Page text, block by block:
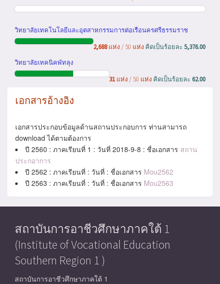
วิทยาลัยเทคโนโลยีและอุตสาหกรรมการต่อเรือนครศรีธรรมราช
2,688แห่ง / 50 แห่ง คิดเป็นร้อยละ 5,376.00
วิทยาลัยเทคนิคพัทลุง
31แห่ง / 50 แห่ง คิดเป็นร้อยละ 62.00
เอกสารอ้างอิง
เอกสารประกอบข้อมูลด้านสถานประกอบการ ท่านสามารถ
download ได้ตามต้องการ
ปี 2560 : ภาคเรียนที่ 1 : วันที่ 2018-9-8 : ชื่อเอกสาร สถาน
ประกอาการ
ปี 2562 : ภาคเรียนที่ : วันที่ : ชื่อเอกสาร Mou2562
ปี 2563 : ภาคเรียนที่ : วันที่ : ชื่อเอกสาร Mou2563
สถาบันการอาชีวศึกษาภาคใต้ 1
(Institute of Vocational Education
Southern Region 1 )
สถาบันการอาชีวศึกษาภาคใต้ 1